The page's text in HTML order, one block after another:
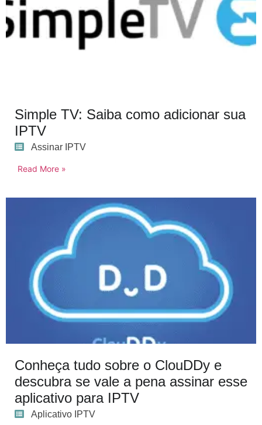
Simple TV: Saiba como adicionar sua
IPTV
Assinar IPTV
Read More »
Conheça tudo sobre o ClouDDy e
descubra se vale a pena assinar esse
aplicativo para IPTV
Aplicativo IPTV